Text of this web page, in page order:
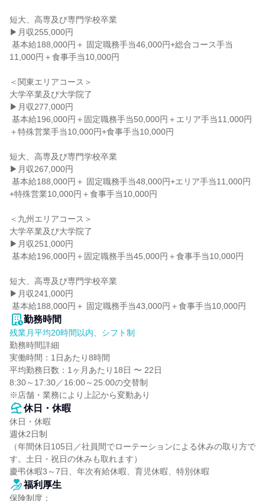
短大、高専及び専門学校卒業
▶月収255,000円
11,000円＋食事手当10,000円
＜関東エリアコース＞
大学卒業及び大学院了
▶月収277,000円
＋特殊営業手当10,000円+食事手当10,000円
短大、高専及び専門学校卒業
▶月収267,000円
+特殊営業10,000円＋食事手当10,000円
＜九州エリアコース＞
大学卒業及び大学院了
▶月収251,000円
短大、高専及び専門学校卒業
▶月収241,000円
基本給188,000円＋ 固定職務手当43,000円＋食事手当10,000円
勤務時間
残業月平均20時間以内、シフト制
勤務時間詳細
実働時間：1日あたり8時間
平均勤務日数：1ヶ月あたり18日 〜 22日
8:30～17:30／16:00～25:00の交替制
※店舗・業務により上記から変動あり
休日・休暇
休日・休暇
週休2日制
（年間休日105日／社員間でローテーションによる休みの取り方で
す。土日・祝日の休みも取れます）
慶弔休暇3～7日、年次有給休暇、育児休暇、特別休暇
福利厚生
保険制度：